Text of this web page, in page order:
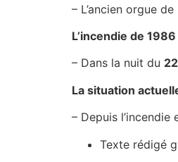
– L’ancien orgue
L’incendie de
– Dans la nuit du
La situation
– Depuis l’incendie
Texte rédigé